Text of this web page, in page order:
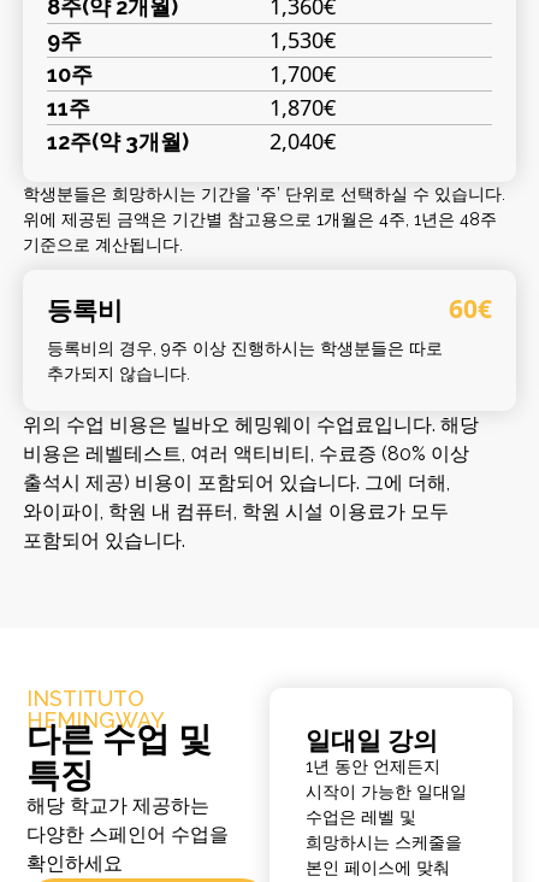
8주(약 2개월) 1,360€
9주 1,530€
10주 1,700€
11주 1,870€
12주(약 3개월) 2,040€
학생분들은 희망하시는 기간을 ‘주’ 단위로 선택하실 수 있습니다.
위에 제공된 금액은 기간별 참고용으로 1개월은 4주, 1년은 48주
기준으로 계산됩니다.
등록비 60€
등록비의 경우, 9주 이상 진행하시는 학생분들은 따로
추가되지 않습니다.
위의 수업 비용은 빌바오 헤밍웨이 수업료입니다. 해당
비용은 레벨테스트, 여러 액티비티, 수료증 (80% 이상
출석시 제공) 비용이 포함되어 있습니다. 그에 더해,
와이파이, 학원 내 컴퓨터, 학원 시설 이용료가 모두
포함되어 있습니다.
INSTITUTO
HEMINGWAY
다른 수업 및
특징
해당 학교가 제공하는
다양한 스페인어 수업을
확인하세요
일대일 강의
1년 동안 언제든지
시작이 가능한 일대일
수업은 레벨 및
희망하시는 스케줄을
본인 페이스에 맞춰